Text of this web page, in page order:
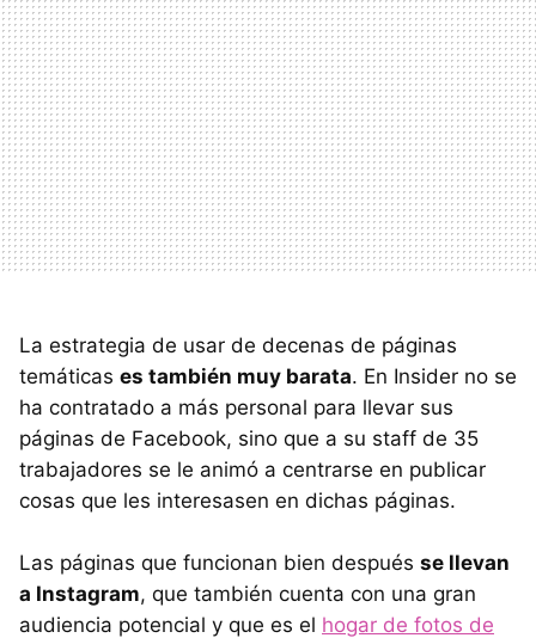
La estrategia de usar de decenas de páginas
temáticas es también muy barata. En Insider no se
ha contratado a más personal para llevar sus
páginas de Facebook, sino que a su staff de 35
trabajadores se le animó a centrarse en publicar
cosas que les interesasen en dichas páginas.
Las páginas que funcionan bien después se llevan
a Instagram, que también cuenta con una gran
audiencia potencial y que es el hogar de fotos de